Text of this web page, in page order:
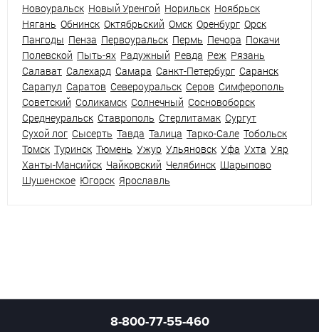
Новоуральск Новый Уренгой Норильск Ноябрьск
Нягань Обнинск Октябрьский Омск Оренбург Орск
Пангоды Пенза Первоуральск Пермь Печора Покачи
Полевской Пыть-ях Радужный Ревда Реж Рязань
Салават Салехард Самара Санкт-Петербург Саранск
Сарапул Саратов Североуральск Серов Симферополь
Советский Соликамск Солнечный Сосновоборск
Среднеуральск Ставрополь Стерлитамак Сургут
Сухой лог Сысерть Тавда Талица Тарко-Сале Тобольск
Томск Туринск Тюмень Ужур Ульяновск Уфа Ухта Уяр
Ханты-Мансийск Чайковский Челябинск Шарыпово
Шушенское Югорск Ярославль
8-800-77-55-460